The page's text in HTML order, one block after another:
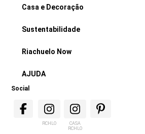
Casa e Decoração
Sustentabilidade
Riachuelo Now
AJUDA
Social
RCHLO
CASA
RCHLO